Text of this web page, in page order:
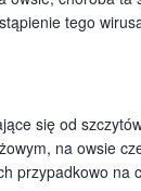
tego
się od
na owsie
przypadkowo na